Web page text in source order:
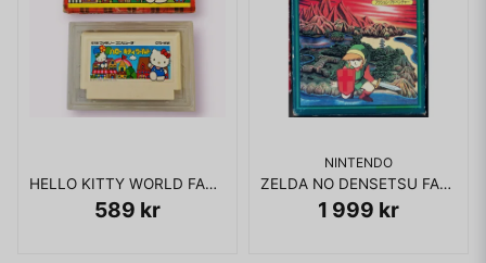
HELLO KITTY WORLD FAMICOM
589 kr
NINTENDO
ZELDA NO DENSETSU FAMICOM
1 999 kr